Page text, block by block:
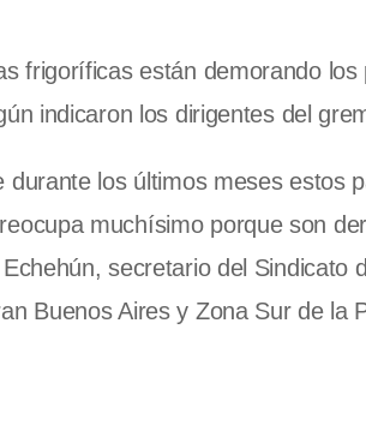
frigoríficas están demorando
indicaron los dirigentes del
durante los últimos meses
muchísimo porque son
secretario del
Buenos Aires y Zona Sur de la